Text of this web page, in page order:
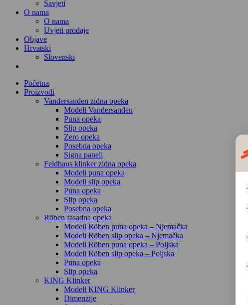
Savjeti
O nama
O nama
Uvjeti prodaje
Objave
Hrvatski
Slovenski
Početna
Proizvodi
Vandersanden zidna opeka
Modeli Vandersanden
Puna opeka
Slip opeka
Zero opeka
Posebna opeka
Signa paneli
Feldhaus klinker zidna opeka
Modeli puna opeka
Modeli slip opeka
Puna opeka
Slip opeka
Posebna opeka
Röben fasadna opeka
Modeli Röben puna opeka – Njemačka
Modeli Röben slip opeka – Njemačka
Modeli Röben puna opeka – Poljska
Modeli Röben slip opeka – Poljska
Puna opeka
Slip opeka
KING Klinker
Modeli KING Klinker
Dimenzije